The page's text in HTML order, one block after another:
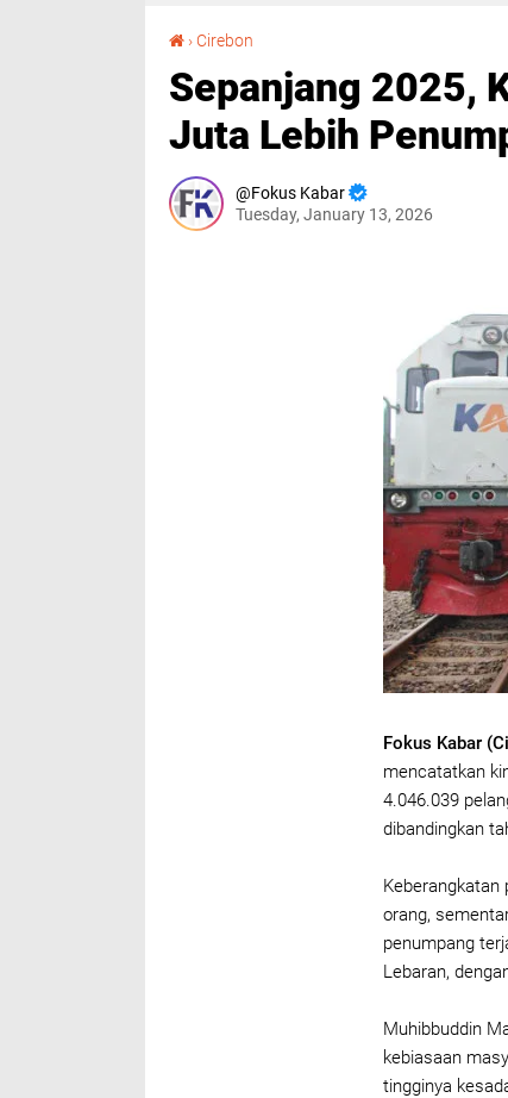
› Cirebon
Sepanjang 2025,
Juta Lebih
Fokus Kabar
Tuesday, January 13, 2026
Fokus Kabar
mencatatkan
4.046.039
dibandingkan
Keberangkatan
orang,
penumpang
Lebaran,
Muhibbuddin
kebiasaan
tingginya